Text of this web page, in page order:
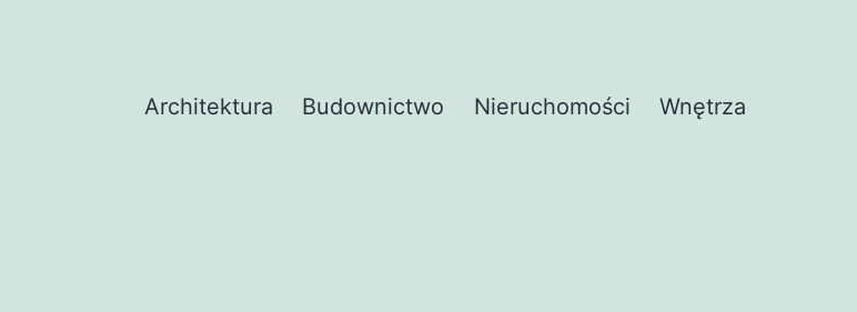
Architektura Budownictwo Nieruchomości Wnętrza